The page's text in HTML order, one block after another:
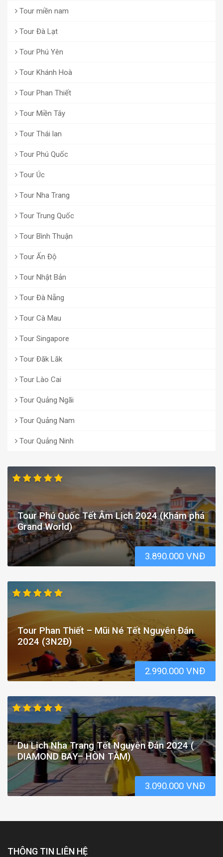
Tour miền nam
Tour Đà Lạt
Tour Phú Yên
Tour Khánh Hoà
Tour Phan Thiết
Tour Miền Tây
Tour Thái lan
Tour Phú Quốc
Tour Úc
Tour Nha Trang
Tour Trung Quốc
Tour Bình Thuận
Tour Ấn Độ
Tour Nhật Bản
Tour Đà Nẵng
Tour Cà Mau
Tour Singapore
Tour Đăk Lăk
Tour Lào Cai
Tour Quảng Ngãi
Tour Quảng Nam
Tour Quảng Ninh
Tour Phú Quốc Tết Âm Lịch 2024 (Khám phá
Grand World)
3.890.000 VNĐ
Tour Phan Thiết – Mũi Né Tết Nguyên Đán
2024 (3N2Đ)
2.990.000 VNĐ
Du Lịch Nha Trang Tết Nguyên Đán 2024 (
DIAMOND BAY– HÒN TẰM)
3.090.000 VNĐ
THÔNG TIN LIÊN HỆ